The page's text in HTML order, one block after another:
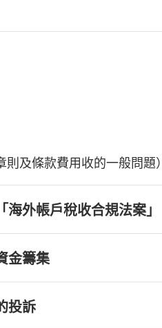
則及條款費用收的一般問題）
海外帳戶稅收合規法案」
金籌集
投訴